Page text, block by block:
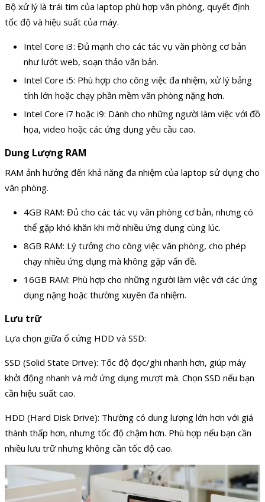
Bộ xử lý là trái tim của laptop phù hợp văn phòng, quyết định
tốc độ và hiệu suất của máy.
Intel Core i3: Đủ mạnh cho các tác vụ văn phòng cơ bản
như lướt web, soạn thảo văn bản.
Intel Core i5: Phù hợp cho công việc đa nhiệm, xử lý bảng
tính lớn hoặc chạy phần mềm văn phòng nặng hơn.
Intel Core i7 hoặc i9: Dành cho những người làm việc với đồ
họa, video hoặc các ứng dụng yêu cầu cao.
Dung Lượng RAM
RAM ảnh hưởng đến khả năng đa nhiệm của laptop sử dụng cho
văn phòng.
4GB RAM: Đủ cho các tác vụ văn phòng cơ bản, nhưng có
thể gặp khó khăn khi mở nhiều ứng dụng cùng lúc.
8GB RAM: Lý tưởng cho công việc văn phòng, cho phép
chạy nhiều ứng dụng mà không gặp vấn đề.
16GB RAM: Phù hợp cho những người làm việc với các ứng
dụng nặng hoặc thường xuyên đa nhiệm.
Lưu trữ
Lựa chọn giữa ổ cứng HDD và SSD:
SSD (Solid State Drive): Tốc độ đọc/ghi nhanh hơn, giúp máy
khởi động nhanh và mở ứng dụng mượt mà. Chọn SSD nếu bạn
cần hiệu suất cao.
HDD (Hard Disk Drive): Thường có dung lượng lớn hơn với giá
thành thấp hơn, nhưng tốc độ chậm hơn. Phù hợp nếu bạn cần
nhiều lưu trữ nhưng không cần tốc độ cao.